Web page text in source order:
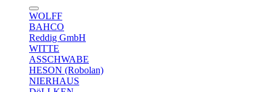
WOLFF
BAHCO
Reddig GmbH
WITTE
ASSCHWABE
HESON (Robolan)
NIERHAUS